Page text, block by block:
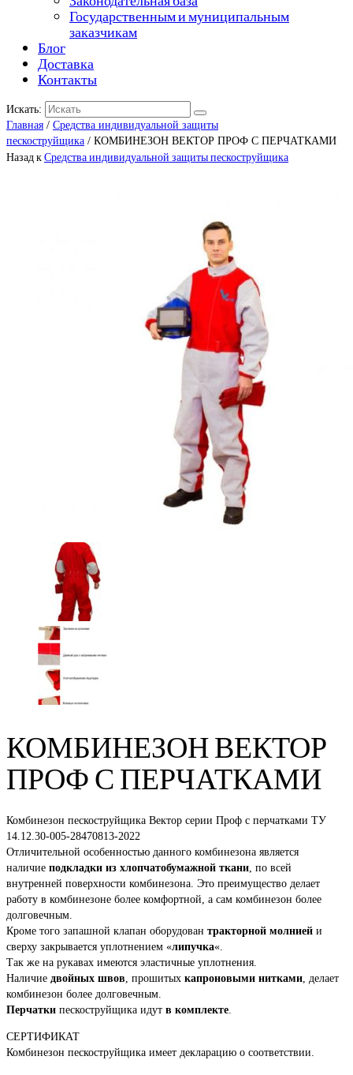
Государственным и муниципальным
заказчикам
Блог
Доставка
Контакты
Искать:
Главная / Средства индивидуальной защиты
пескоструйщика / КОМБИНЕЗОН ВЕКТОР ПРОФ С ПЕРЧАТКАМИ
Назад кСредства индивидуальной защиты пескоструйщика
КОМБИНЕЗОН ВЕКТОР
ПРОФ С ПЕРЧАТКАМИ
Комбинезон пескоструйщика Вектор серии Проф с перчатками ТУ
14.12.30-005-28470813-2022
Отличительной особенностью данного комбинезона является
наличие подкладки из хлопчатобумажной ткани, по всей
внутренней поверхности комбинезона. Это преимущество делает
работу в комбинезоне более комфортной, а сам комбинезон более
долговечным.
Кроме того запашной клапан оборудован тракторной молнией и
сверху закрывается уплотнением «липучка«.
Так же на рукавах имеются эластичные уплотнения.
Наличие двойных швов, прошитых капроновыми нитками, делает
комбинезон более долговечным.
Перчатки пескоструйщика идут в комплекте.
СЕРТИФИКАТ
Комбинезон пескоструйщика имеет декларацию о соответствии.